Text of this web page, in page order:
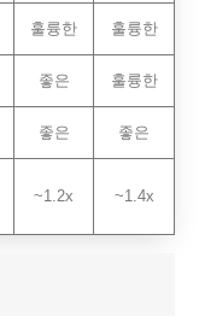
훌륭한 훌륭한
좋은 훌륭한
좋은 좋은
~1.2x ~1.4x